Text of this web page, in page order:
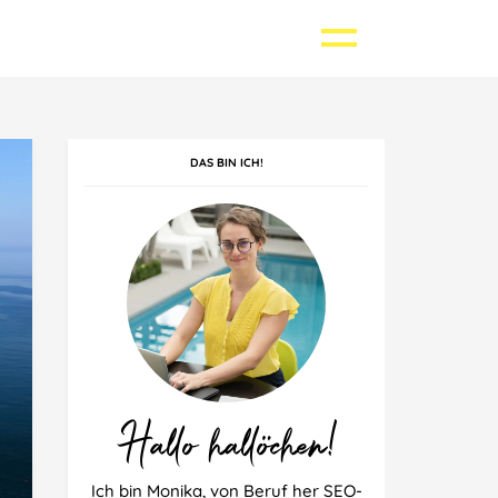
Griechenland
DAS BIN ICH!
Hallo hallöchen!
Ich bin Monika, von Beruf her SEO-